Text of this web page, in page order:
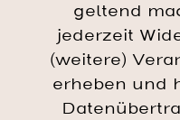
geltend
jederzeit
(weitere)
erheben und